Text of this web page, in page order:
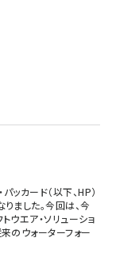
ッカード（以下、HP）
ました。今回は、今
ウエア・ソリューショ
のウォーターフォー